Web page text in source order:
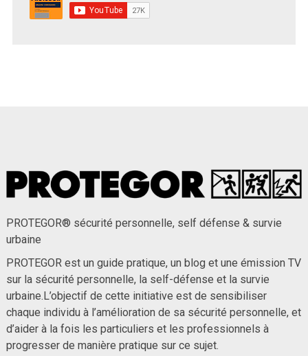
PROTEGOR® sécurité personnelle, self défense & survie
urbaine
PROTEGOR est un guide pratique, un blog et une émission TV
sur la sécurité personnelle, la self-défense et la survie
urbaine.L’objectif de cette initiative est de sensibiliser
chaque individu à l’amélioration de sa sécurité personnelle, et
d’aider à la fois les particuliers et les professionnels à
progresser de manière pratique sur ce sujet.